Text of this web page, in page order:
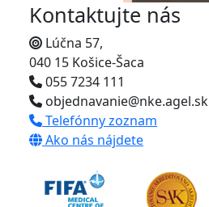
Kontaktujte nás
Lúčna 57,
040 15 Košice-Šaca
055 7234 111
objednavanie@nke.agel.sk
Telefónny zoznam
Ako nás nájdete